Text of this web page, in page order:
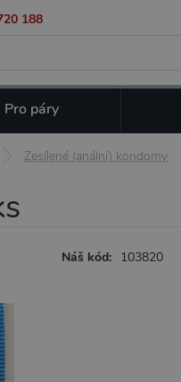
188
Pro páry
Zesílené (anální) kondomy
Náš kód: 103820